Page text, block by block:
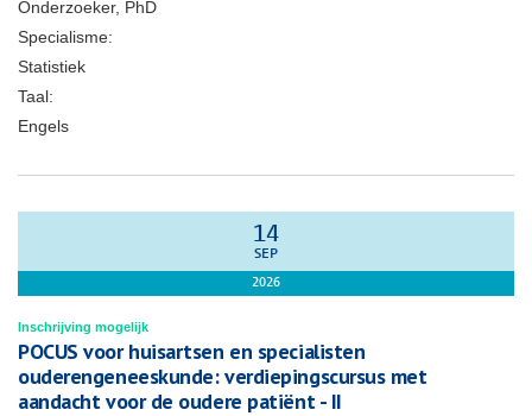
Onderzoeker, PhD
Specialisme:
Statistiek
Taal:
Engels
14
SEP
2026
Inschrijving mogelijk
POCUS voor huisartsen en specialisten
ouderengeneeskunde: verdiepingscursus met
aandacht voor de oudere patiënt - II